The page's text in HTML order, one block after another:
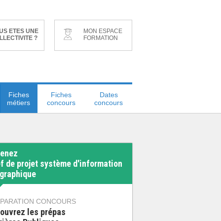
ETES UNE
?
MON ESPACE
FORMATION
Fiches
métiers
Fiches
concours
Dates
concours
de projet système d'information
CONCOURS
les prépas